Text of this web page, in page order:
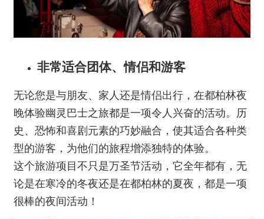
非常适合团体、情侣和游客
无论您是与朋友、家人还是情侣出行，在都柏林夜
晚体验幽灵巴士之旅都是一项令人兴奋的活动。历
史、恐怖和喜剧元素的巧妙融合，使其适合各种类
型的游客，为他们的旅程增添独特的体验。
这个旅游项目不只是万圣节活动，它全年都有，无
论是在寒冷的冬夜还是在都柏林的夏夜，都是一项
很棒的夜间活动！